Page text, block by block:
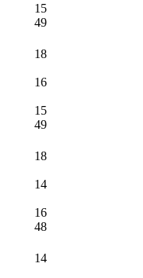
15
49
18
16
15
49
18
14
16
48
14